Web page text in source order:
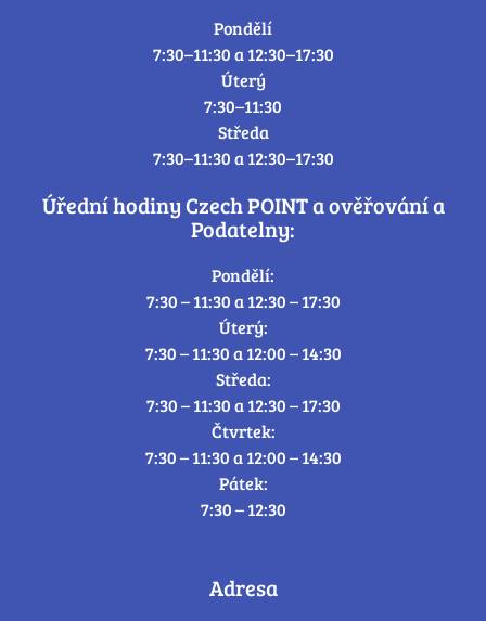
Pondělí
7:30–11:30 a 12:30–17:30
Úterý
7:30–11:30
Středa
7:30–11:30 a 12:30–17:30
Úřední hodiny Czech POINT a ověřování a
Podatelny:
Pondělí:
7:30 – 11:30 a 12:30 – 17:30
Úterý:
7:30 – 11:30 a 12:00 – 14:30
Středa:
7:30 – 11:30 a 12:30 – 17:30
Čtvrtek:
7:30 – 11:30 a 12:00 – 14:30
Pátek:
7:30 – 12:30
Adresa